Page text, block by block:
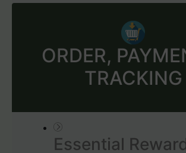
ORDER,
TRACKING
Essential